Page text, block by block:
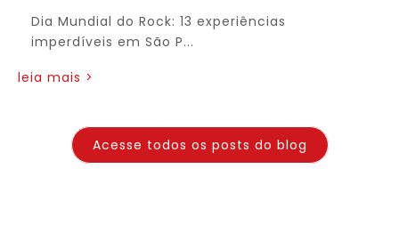
Dia Mundial do Rock: 13 experiências
imperdíveis em São P...
leia mais >
Acesse todos os posts do blog